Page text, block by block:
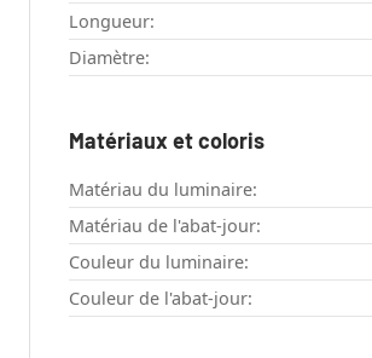
Longueur:
Diamètre:
Matériaux et coloris
Matériau du luminaire:
Matériau de l'abat-jour:
Couleur du luminaire:
Couleur de l'abat-jour: